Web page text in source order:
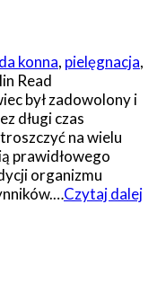
konna, pielęgnacja,
Read
był zadowolony i
długi czas
na wielu
prawidłowego
organizmu
Czytaj dalej